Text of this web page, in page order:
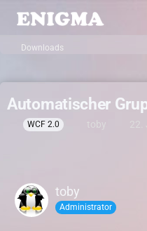
Downloads
Automatischer
WCF 2.0 toby
toby
Administrator